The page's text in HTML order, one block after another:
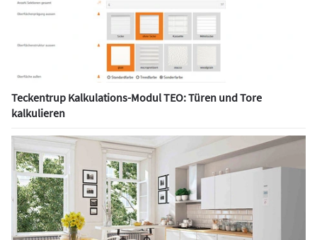
Teckentrup Kalkulations-Modul TEO: Türen und Tore
kalkulieren